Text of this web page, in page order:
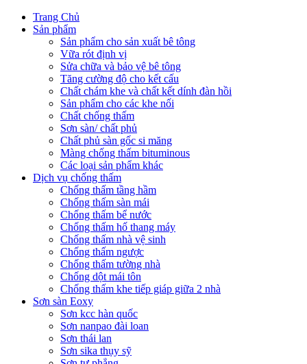
Trang Chủ
Sản phẩm
Sản phẩm cho sản xuất bê tông
Vữa rót định vị
Sửa chữa và bảo vệ bê tông
Tăng cường độ cho kết cấu
Chất chám khe và chất kết dính đàn hồi
Sản phẩm cho các khe nối
Chất chống thấm
Sơn sàn/ chất phủ
Chất phủ sàn gốc si măng
Màng chống thấm bituminous
Các loại sản phẩm khác
Dịch vụ chống thấm
Chống thấm tầng hầm
Chống thấm sàn mái
Chống thấm bể nước
Chống thấm hố thang máy
Chống thấm nhà vệ sinh
Chống thấm ngược
Chống thấm tường nhà
Chống dột mái tôn
Chống thấm khe tiếp giáp giữa 2 nhà
Sơn sàn Eoxy
Sơn kcc hàn quốc
Sơn nanpao đài loan
Sơn thái lan
Sơn sika thụy sỹ